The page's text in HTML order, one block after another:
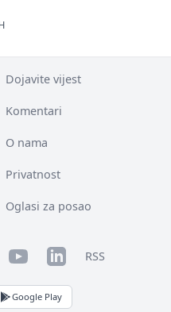
Dojavite vijest
Komentari
O nama
Privatnost
Oglasi za posao
YouTubeLinkedInRSS
Google Play